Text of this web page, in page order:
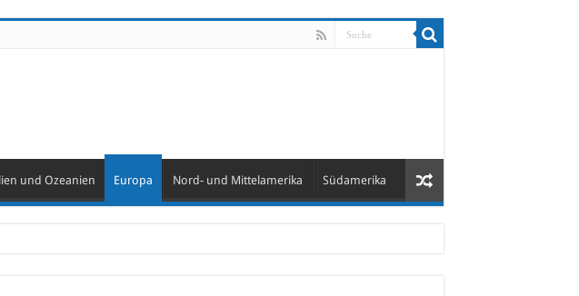
und Ozeanien Europa Nord- und Mittelamerika Südamerika